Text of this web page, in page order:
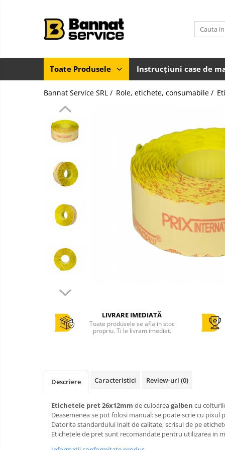
Toate Produsele
Imprimanta fiscala
Accesorii case de marcat
Casa de marcat pentru vendomate
Sisteme complete de vanzare si
Sisteme de vanzare si gestiune
pentru Magazine (Retail)
Sisteme de vanzare pentru
Cantar electronic
Cantar comercial omologat
Cantar cu numarare
Cantar cu etichete
Cantar platforma
Cabluri conectare cantare la case
de marcat si PC
Cititor coduri bare / scanner
Imprimanta termica
Imprimanta bonuri - comenzi
POS - Calculator , monitor
Toate Produsele Instrucțiuni case de
Bannat Service SRL / Role, etichete, consumabile /
LIVRARE IMEDIATĂ
Toate produsele se afla in stoc
propriu. Ti le livram imediat.
Descriere Caracteristici Review-uri (0)
Etichetele pret 26x12mm de culoareagalben cu
Deasemenea se pot folosi manual: se poate scrie cu
Datorita standardului inalt de calitate, scrisul de pe
Etichetele de pret sunt recomandate pentru utilizarea in